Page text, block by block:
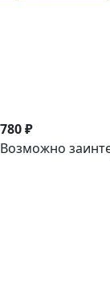
780 ₽
Возможно